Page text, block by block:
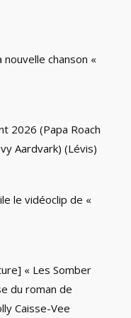
chanson «
2026 (Papa Roach
Aardvark) (Lévis)
le vidéoclip de «
« Les Somber
du roman de
Caisse-Vee